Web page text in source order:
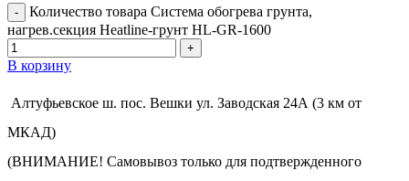
Количество товара Система обогрева грунта,
нагрев.секция Heatline-грунт HL-GR-1600
В корзину
Алтуфьевское ш. пос. Вешки ул. Заводская 24А (3 км от
МКАД)
(ВНИМАНИЕ! Самовывоз только для подтвержденного